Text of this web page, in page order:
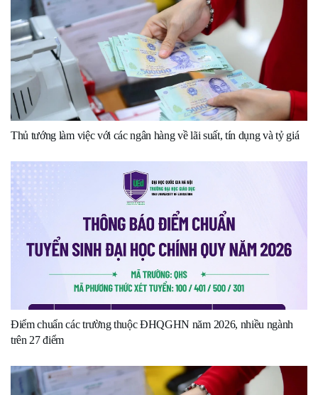
Thủ tướng làm việc với các ngân hàng về lãi suất, tín dụng và tỷ giá
Điểm chuẩn các trường thuộc ĐHQGHN năm 2026, nhiều ngành
trên 27 điểm